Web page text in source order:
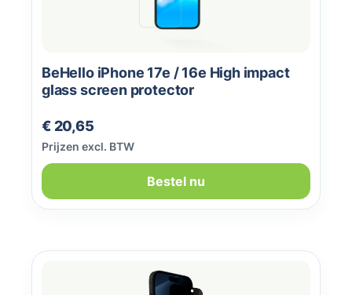
BeHello iPhone 17e / 16e High impact
glass screen protector
Normale prijs:
€ 20,65
Prijzen excl. BTW
Bestel nu